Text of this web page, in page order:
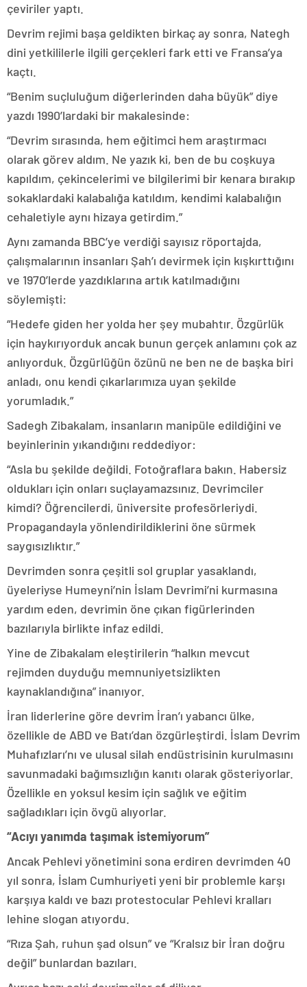
çeviriler yaptı.
Devrim rejimi başa geldikten birkaç ay sonra, Nategh
dini yetkililerle ilgili gerçekleri fark etti ve Fransa’ya
kaçtı.
“Benim suçluluğum diğerlerinden daha büyük” diye
yazdı 1990’lardaki bir makalesinde:
“Devrim sırasında, hem eğitimci hem araştırmacı
olarak görev aldım. Ne yazık ki, ben de bu coşkuya
kapıldım, çekincelerimi ve bilgilerimi bir kenara bırakıp
sokaklardaki kalabalığa katıldım, kendimi kalabalığın
cehaletiyle aynı hizaya getirdim.”
Aynı zamanda BBC’ye verdiği sayısız röportajda,
çalışmalarının insanları Şah’ı devirmek için kışkırttığını
ve 1970’lerde yazdıklarına artık katılmadığını
söylemişti:
“Hedefe giden her yolda her şey mubahtır. Özgürlük
için haykırıyorduk ancak bunun gerçek anlamını çok az
anlıyorduk. Özgürlüğün özünü ne ben ne de başka biri
anladı, onu kendi çıkarlarımıza uyan şekilde
yorumladık.”
Sadegh Zibakalam, insanların manipüle edildiğini ve
beyinlerinin yıkandığını reddediyor:
“Asla bu şekilde değildi. Fotoğraflara bakın. Habersiz
oldukları için onları suçlayamazsınız. Devrimciler
kimdi? Öğrencilerdi, üniversite profesörleriydi.
Propagandayla yönlendirildiklerini öne sürmek
saygısızlıktır.”
Devrimden sonra çeşitli sol gruplar yasaklandı,
üyeleriyse Humeyni’nin İslam Devrimi’ni kurmasına
yardım eden, devrimin öne çıkan figürlerinden
bazılarıyla birlikte infaz edildi.
Yine de Zibakalam eleştirilerin “halkın mevcut
rejimden duyduğu memnuniyetsizlikten
kaynaklandığına” inanıyor.
İran liderlerine göre devrim İran’ı yabancı ülke,
özellikle de ABD ve Batı’dan özgürleştirdi. İslam Devrim
Muhafızları’nı ve ulusal silah endüstrisinin kurulmasını
savunmadaki bağımsızlığın kanıtı olarak gösteriyorlar.
Özellikle en yoksul kesim için sağlık ve eğitim
sağladıkları için övgü alıyorlar.
“Acıyı yanımda taşımak istemiyorum”
Ancak Pehlevi yönetimini sona erdiren devrimden 40
yıl sonra, İslam Cumhuriyeti yeni bir problemle karşı
karşıya kaldı ve bazı protestocular Pehlevi kralları
lehine slogan atıyordu.
“Rıza Şah, ruhun şad olsun” ve “Kralsız bir İran doğru
değil” bunlardan bazıları.